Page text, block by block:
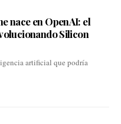
nace en OpenAI: el
Silicon
artificial que podría